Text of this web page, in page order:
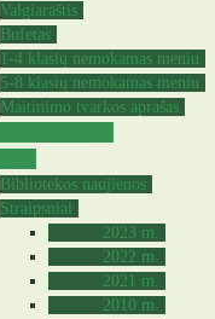
Valgiaraštis
Bufetas
1-4 klasių nemokamas meniu
5-8 klasių nemokamas meniu
Maitinimo tvarkos aprašas
Bibliotekos naujienos
Straipsniai
2023 m.
2022 m.
2021 m.
2010 m.